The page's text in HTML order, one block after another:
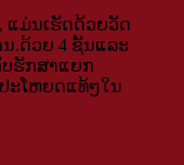
ແມ່ນເຮັດດ້ວຍວັດ
.ດ້ວຍ 4 ຊັ້ນແລະ
ບຮັກສາແຍກ
ະໂຫຍດແທ້ໆໃນ